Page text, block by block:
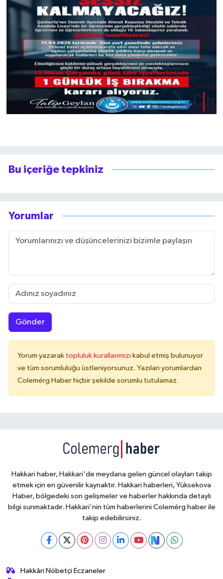
Bu içeriğe tepkiniz
Yorumlar
Gönder
Yorum yazarak topluluk kurallarımızı kabul etmiş bulunuyor
ve tüm sorumluluğu üstleniyorsunuz. Yazılan yorumlardan
Colemérg Haber hiçbir şekilde sorumlu tutulamaz.
Hakkari haber, Hakkari'de meydana gelen güncel olayları takip
etmek için en güvenilir kaynaktır. Hakkari haberleri, Yüksekova
Haber, bölgedeki son gelişmeler ve haberler hakkında detaylı
bilgi sunmaktadır. Hakkari'nin tüm haberlerini Colemérg haber ile
takip edebilirsiniz.
Hakkâri Nöbetçi Eczaneler